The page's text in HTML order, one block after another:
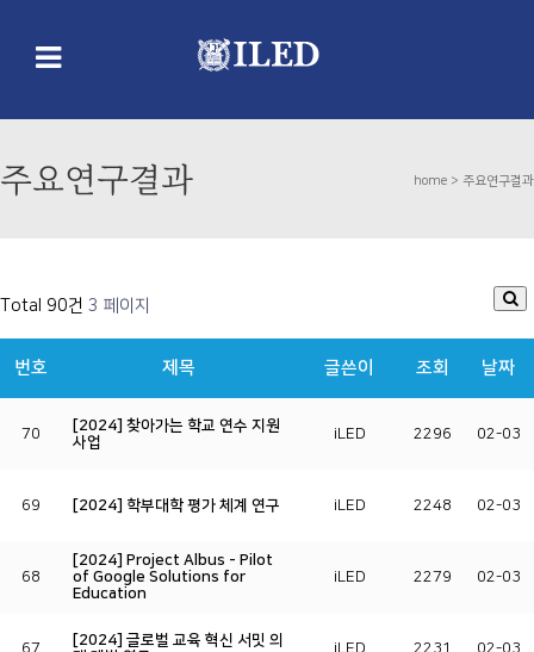
주요연구결과 home > 주요연구결과
Total 90건 3 페이지
번호 제목 글쓴이 조회 날짜
70
[2024] 찾아가는 학교 연수 지원
사업
iLED 2296 02-03
69 [2024] 학부대학 평가 체계 연구 iLED 2248 02-03
68
[2024] Project Albus - Pilot
of Google Solutions for
Education
iLED 2279 02-03
67
[2024] 글로벌 교육 혁신 서밋 의
iLED 2231 02-03